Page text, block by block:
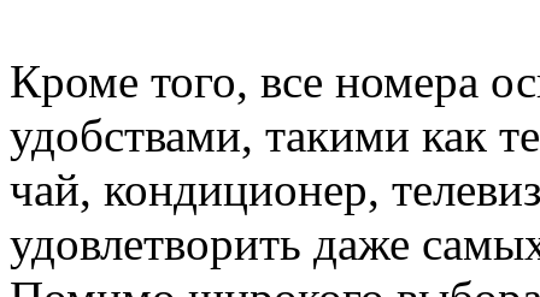
Кроме того, все номера
удобствами, такими как
чай, кондиционер,
удовлетворить даже